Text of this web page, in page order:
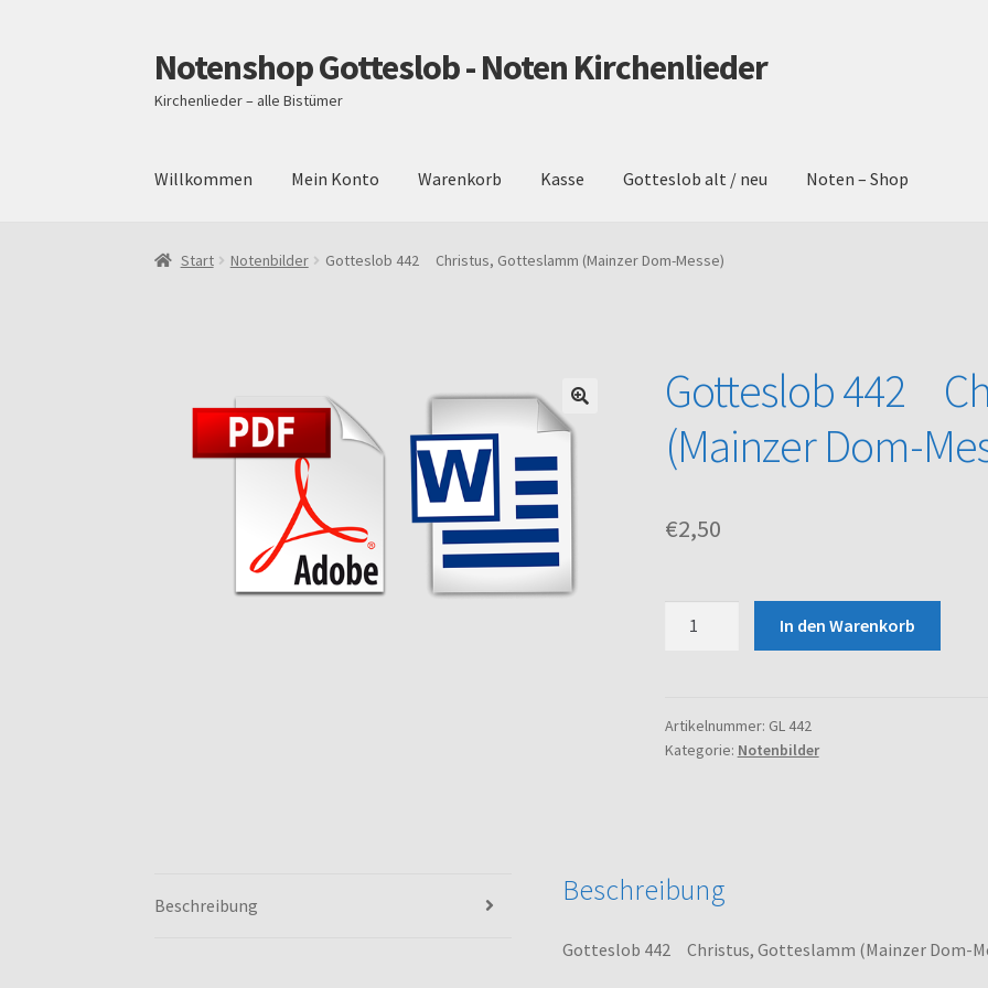
Zur
Navigation
springen
Zum
Inhalt
springen
Notenshop Gotteslob - Noten Kirchenlieder
Kirchenlieder – alle Bistümer
Willkommen Mein Konto Warenkorb Kasse Gotteslob alt / neu Noten – Shop
Start AGB Blog Cookie-Richtlinie (EU)Datenschutz Gotteslob alt / neu Impressum
Start Notenbilder Gotteslob 442 Christus, Gotteslamm (Mainzer Dom-Messe)
Gotteslob 442
(Mainzer Dom-
€2,50
(Mainzer
Dom-
In den Warenkorb
Artikelnummer: GL 442
Kategorie: Notenbilder
Beschreibung Beschreibung
Gotteslob 442 Christus, Gotteslamm (Mainzer Dom-